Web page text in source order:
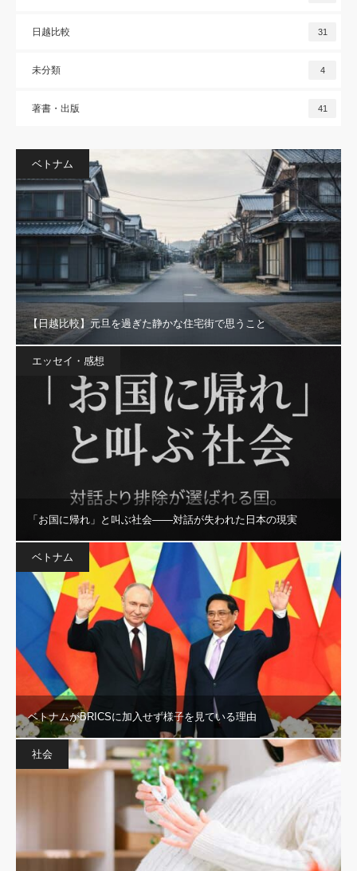
日越比較 31
未分類 4
著書・出版 41
ベトナム
【日越比較】元旦を過ぎた静かな住宅街で思うこと
エッセイ・感想
「お国に帰れ」と叫ぶ社会——対話が失われた日本の現実
ベトナム
ベトナムがBRICSに加入せず様子を見ている理由
社会